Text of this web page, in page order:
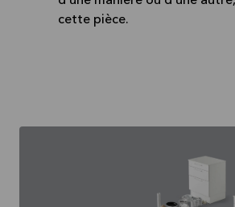
cette pièce.